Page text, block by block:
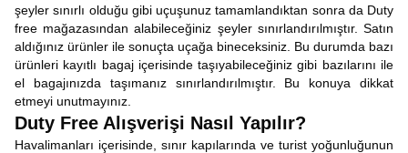
şeyler sınırlı olduğu gibi uçuşunuz tamamlandıktan sonra da Duty
free mağazasından alabileceğiniz şeyler sınırlandırılmıştır. Satın
aldığınız ürünler ile sonuçta uçağa bineceksiniz. Bu durumda bazı
ürünleri kayıtlı bagaj içerisinde taşıyabileceğiniz gibi bazılarını ile
el bagajınızda taşımanız sınırlandırılmıştır. Bu konuya dikkat
etmeyi unutmayınız.
Duty Free Alışverişi Nasıl Yapılır?
Havalimanları içerisinde, sınır kapılarında ve turist yoğunluğunun